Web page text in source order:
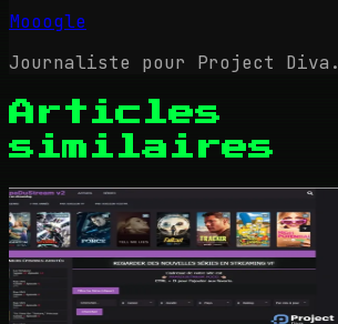
Mooogle
Journaliste pour Project Diva.
Articles
similaires